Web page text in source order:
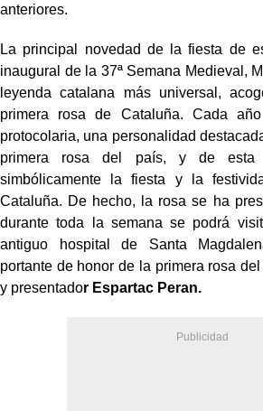
anteriores.
La principal novedad de la fiesta de
inaugural de la 37ª Semana Medieval,
leyenda catalana más universal,
primera rosa de Cataluña. Cada
protocolaria, una personalidad
primera rosa del país, y de esta
simbólicamente la fiesta y la
Cataluña. De hecho, la rosa se ha
durante toda la semana se podrá
antiguo hospital de Santa
portante de honor de la primera rosa
y presentador Espartac Peran.